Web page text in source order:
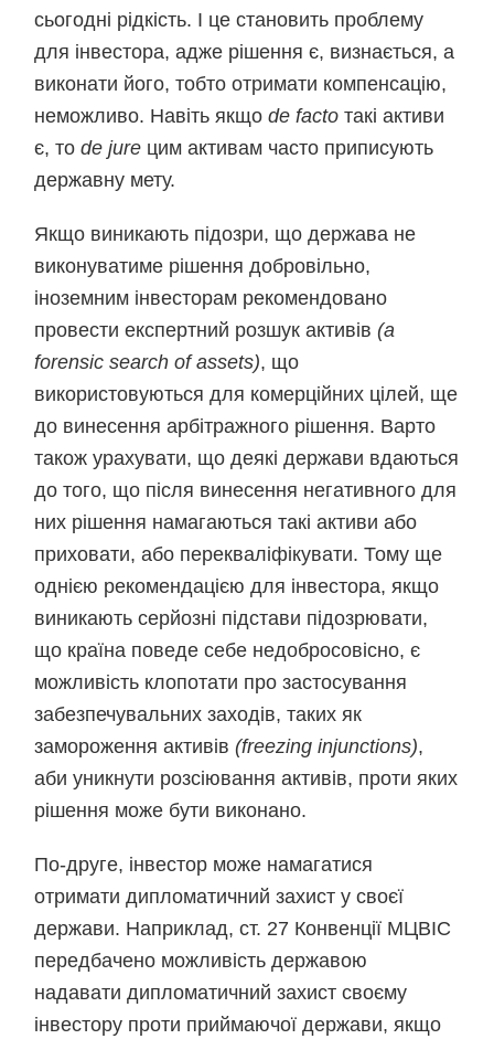
сьогодні рідкість. І це становить проблему
для інвестора, адже рішення є, визнається, а
виконати його, тобто отримати компенсацію,
неможливо. Навіть якщоde facto такі активи
є, тоde jure цим активам часто приписують
державну мету.
Якщо виникають підозри, що держава не
виконуватиме рішення добровільно,
іноземним інвесторам рекомендовано
провести експертний розшук активів(a
forensic search of assets), що
використовуються для комерційних цілей, ще
до винесення арбітражного рішення. Варто
також урахувати, що деякі держави вдаються
до того, що після винесення негативного для
них рішення намагаються такі активи або
приховати, або перекваліфікувати. Тому ще
однією рекомендацією для інвестора, якщо
виникають серйозні підстави підозрювати,
що країна поведе себе недобросовісно, є
можливість клопотати про застосування
забезпечувальних заходів, таких як
замороження активів(freezing injunctions),
аби уникнути розсіювання активів, проти яких
рішення може бути виконано.
По-друге, інвестор може намагатися
отримати дипломатичний захист у своєї
держави. Наприклад, ст. 27 Конвенції МЦВІС
передбачено можливість державою
надавати дипломатичний захист своєму
інвестору проти приймаючої держави, якщо